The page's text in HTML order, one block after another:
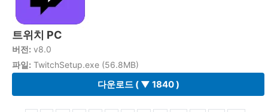
트위치 PC
버전: v8.0
파일: TwitchSetup.exe (56.8MB)
다운로드( ▼ 1840 )